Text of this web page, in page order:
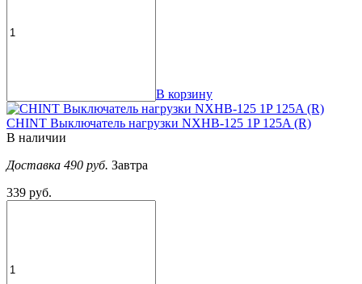
В корзину
CHINT Выключатель нагрузки NXHB-125 1P 125A (R)
В наличии
Доставка 490 руб. Завтра
339 руб.